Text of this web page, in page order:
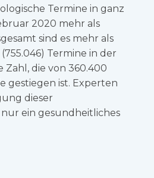
Termine in ganz
2020 mehr als
sind es mehr als
Termine in der
die von 360.400
gestiegen ist. Experten
dieser
ein gesundheitliches